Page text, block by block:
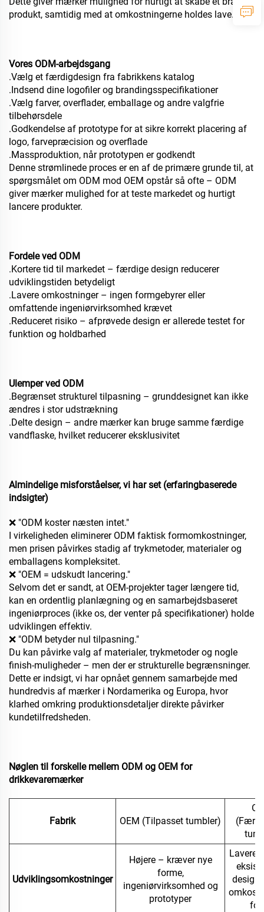
produkt, samtidig med at omkostningerne holdes lave.
Vores ODM-arbejdsgang
.Vælg et færdigdesign fra fabrikkens katalog
.Indsend dine logofiler og brandingsspecifikationer
.Vælg farver, overflader, emballage og andre valgfrie
tilbehørsdele
.Godkendelse af prototype for at sikre korrekt placering af
logo, farvepræcision og overflade
.Massproduktion, når prototypen er godkendt
Denne strømlinede proces er en af de primære grunde til, at
spørgsmålet om ODM mod OEM opstår så ofte – ODM
giver mærker mulighed for at teste markedet og hurtigt
lancere produkter.
Fordele ved ODM
.Kortere tid til markedet – færdige design reducerer
udviklingstiden betydeligt
.Lavere omkostninger – ingen formgebyrer eller
omfattende ingeniørvirksomhed krævet
.Reduceret risiko – afprøvede design er allerede testet for
funktion og holdbarhed
Ulemper ved ODM
.Begrænset strukturel tilpasning – grunddesignet kan ikke
ændres i stor udstrækning
.Delte design – andre mærker kan bruge samme færdige
vandflaske, hvilket reducerer eksklusivitet
Almindelige misforståelser, vi har set (erfaringbaserede
indsigter)
❌ "ODM koster næsten intet."
I virkeligheden eliminerer ODM faktisk formomkostninger,
men prisen påvirkes stadig af trykmetoder, materialer og
emballagens kompleksitet.
❌ "OEM = udskudt lancering."
Selvom det er sandt, at OEM-projekter tager længere tid,
kan en ordentlig planlægning og en samarbejdsbaseret
ingeniørproces (ikke os, der venter på specifikationer) holde
udviklingen effektiv.
❌ "ODM betyder nul tilpasning."
Du kan påvirke valg af materialer, trykmetoder og nogle
finish-muligheder – men der er strukturelle begrænsninger.
Dette er indsigt, vi har opnået gennem samarbejde med
hundredvis af mærker i Nordamerika og Europa, hvor
klarhed omkring produktionsdetaljer direkte påvirker
kundetilfredsheden.
Nøglen til forskelle mellem ODM og OEM for
drikkevaremærker
Fabrik OEM (Tilpasset tumbler)
Udviklingsomkostninger
Højere – kræver nye
forme,
ingeniørvirksomhed og
prototyper
Lavere